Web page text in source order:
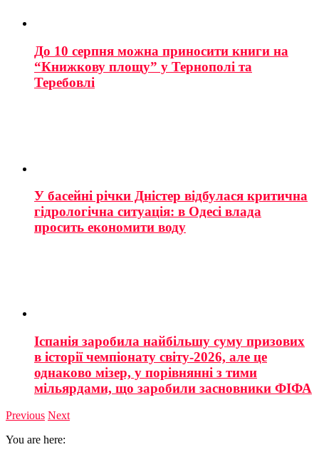
До 10 серпня можна приносити книги на
“Книжкову площу” у Тернополі та
Теребовлі
У басейні річки Дністер відбулася критична
гідрологічна ситуація: в Одесі влада
просить економити воду
Іспанія заробила найбільшу суму призових
в історії чемпіонату світу-2026, але це
однаково мізер, у порівнянні з тими
мільярдами, що заробили засновники ФІФА
Previous Next
You are here: